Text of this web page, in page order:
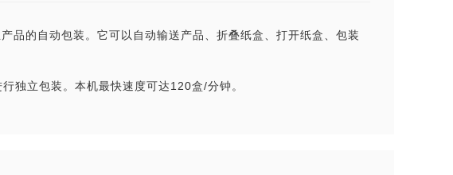
品的自动包装。它可以自动输送产品、折叠纸盒、打开纸盒、包装
独立包装。本机最快速度可达120盒/分钟。